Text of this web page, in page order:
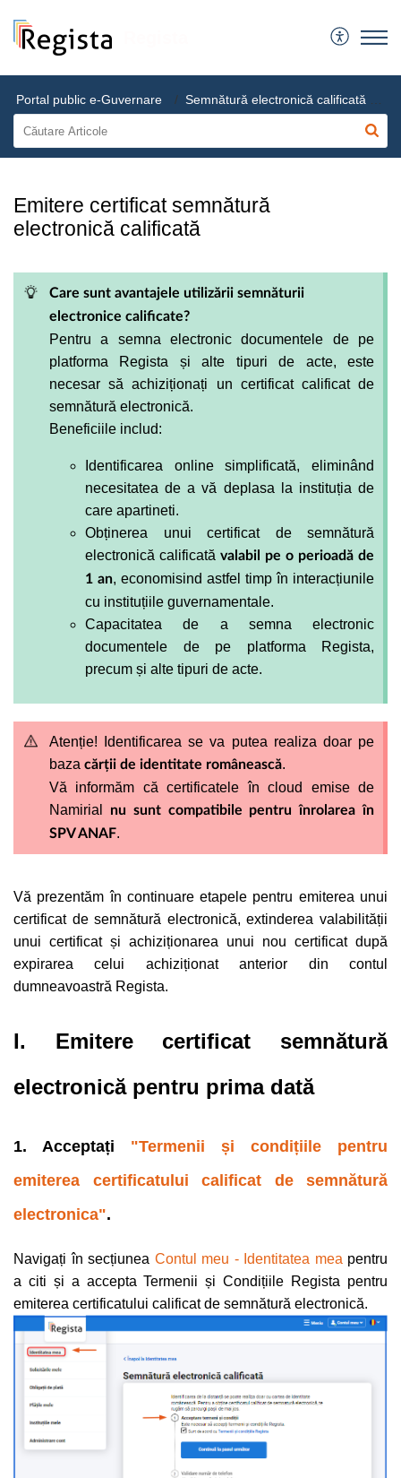
Portal public e-Guvernare Semnătură electronică calificată cetățeni
Emitere certificat semnătură
electronică calificată
Care sunt avantajele utilizării semnăturii
electronice calificate?
Pentru a semna electronic documentele de pe
platforma Regista și alte tipuri de acte, este
necesar să achiziționați un certificat calificat de
semnătură electronică.
Beneficiile includ:
Identificarea online simplificată, eliminând
necesitatea de a vă deplasa la instituția de
care apartineti.
Obținerea unui certificat de semnătură
electronică calificată valabil pe o perioadă de
1 an, economisind astfel timp în interacțiunile
cu instituțiile guvernamentale.
Capacitatea de a semna electronic
documentele de pe platforma Regista,
precum și alte tipuri de acte.
Atenție! Identificarea se va putea realiza doar pe
baza cărții de identitate românească.
Vă informăm că certificatele în cloud emise de
Namirial
nu sunt compatibile pentru înrolarea în
SPV ANAF.
Vă prezentăm în continuare etapele pentru emiterea unui
certificat de semnătură electronică, extinderea valabilității
unui certificat și achiziționarea unui nou certificat după
expirarea celui achiziționat anterior din contul
dumneavoastră Regista.
I. Emitere certificat semnătură
electronică pentru prima dată
1. Acceptați "Termenii și condițiile pentru
emiterea certificatului calificat de semnătură
electronica".
Navigați în secțiunea Contul meu - Identitatea mea pentru
a citi și a accepta Termenii și Condițiile Regista pentru
emiterea certificatului calificat de semnătură electronică.